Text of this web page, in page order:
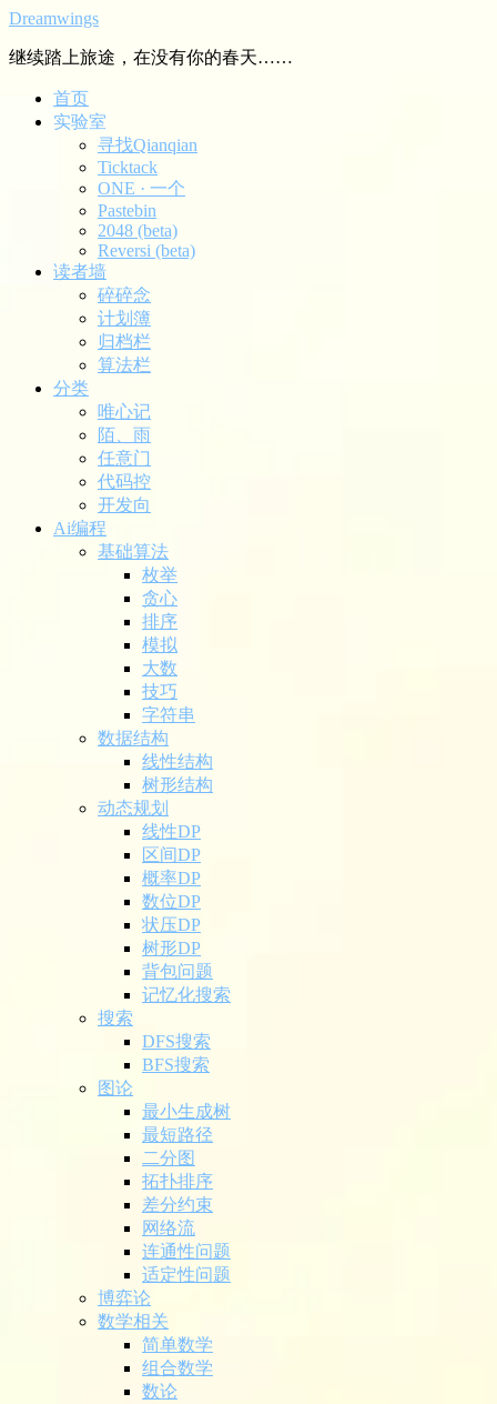
Dreamwings
继续踏上旅途，在没有你的春天……
首页
实验室
寻找Qianqian
Ticktack
ONE · 一个
Pastebin
2048 (beta)
Reversi (beta)
读者墙
碎碎念
计划簿
归档栏
算法栏
分类
唯心记
陌、雨
任意门
代码控
开发向
Ai编程
基础算法
枚举
贪心
排序
模拟
大数
技巧
字符串
数据结构
线性结构
树形结构
动态规划
线性DP
区间DP
概率DP
数位DP
状压DP
树形DP
背包问题
记忆化搜索
搜索
DFS搜索
BFS搜索
图论
最小生成树
最短路径
二分图
拓扑排序
差分约束
网络流
连通性问题
适定性问题
博弈论
数学相关
简单数学
组合数学
数论